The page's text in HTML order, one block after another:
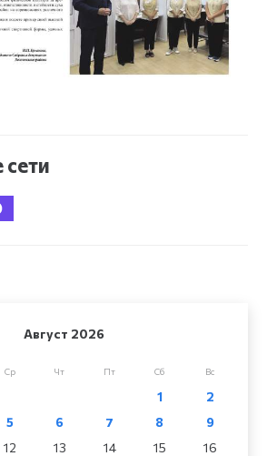
Август 2026
Ср Чт Пт Сб Вс
1
2
5 6 7 8
9
12 13 14 15
16